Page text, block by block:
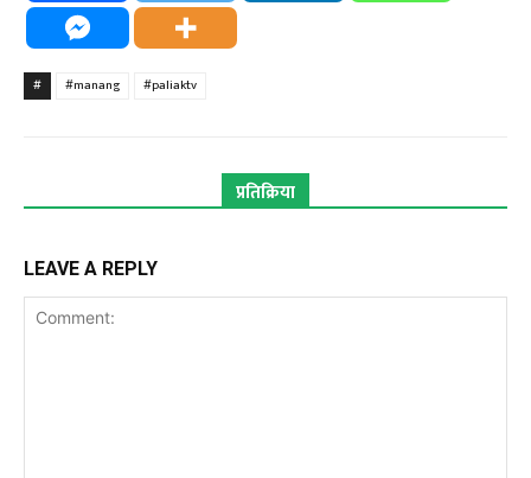
# #manang #paliaktv
प्रतिक्रिया
LEAVE A REPLY